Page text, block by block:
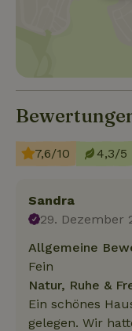
7,6/10 4,3/5
Sandra
29. Dezember
Allgemeine
Fein
Natur, Ruhe &
Ein schönes
gelegen. Wir